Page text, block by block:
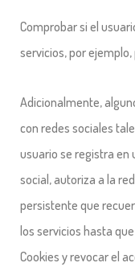
Comprobar si el
servicios, por
Adicionalmente,
con redes sociales
usuario se registra en
social, autoriza a la
persistente que
los servicios hasta
Cookies y revocar el